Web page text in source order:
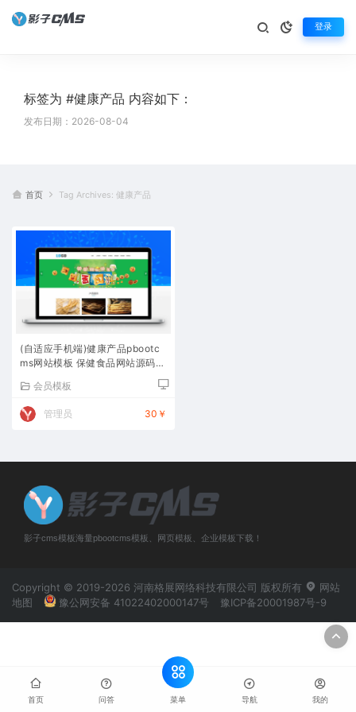
登录
标签为 #健康产品 内容如下：
发布日期：2026-08-04
首页 Tag Archives: 健康产品
(自适应手机端)健康产品pbootc
ms网站模板 保健食品网站源码下
会员模板
管理员 30￥
影子cms模板海量pbootcms模板、网页模板、企业模板下载！
Copyright © 2019-2026 河南格展网络科技有限公司 版权所有
网站
地图
豫公网安备 41022402000147号 豫ICP备20001987号-9
首页 问答 菜单 导航 我的